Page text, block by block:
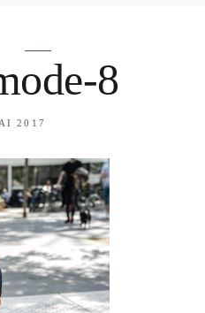
8
2017